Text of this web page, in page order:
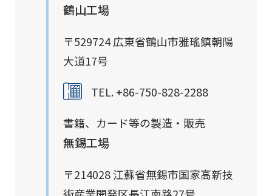
鶴山工場
〒529724 広東省鶴山市雅瑤鎮朝陽
大道17号
TEL. +86-750-828-2288
書籍、カード等の製造・販売
無錫工場
〒214028 江蘇省無錫市国家高新技